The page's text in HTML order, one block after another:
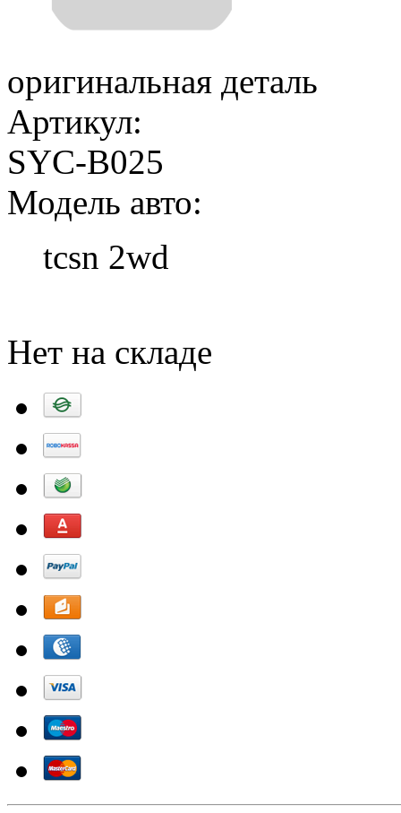
оригинальная деталь
Артикул:
SYC-B025
Модель авто:
tcsn 2wd
Нет на складе